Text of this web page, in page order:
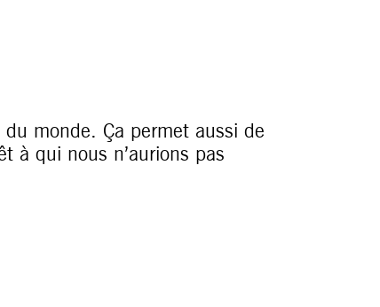
monde. Ça permet aussi de
à qui nous n’aurions pas